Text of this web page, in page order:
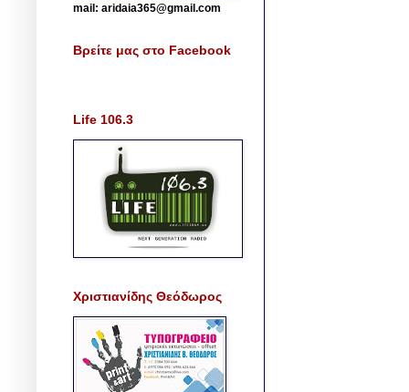
mail: aridaia365@gmail.com
Βρείτε μας στο Facebook
Life 106.3
Χριστιανίδης Θεόδωρος